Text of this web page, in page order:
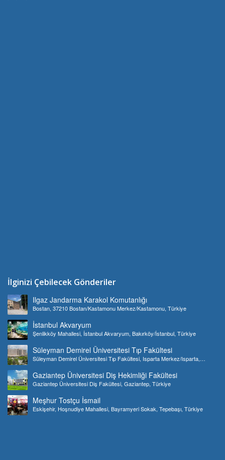
İlginizi Çebilecek Gönderiler
Ilgaz Jandarma Karakol Komutanlığı
Bostan, 37210 Bostan/Kastamonu Merkez/Kastamonu, Türkiye
İstanbul Akvaryum
Şenlikköy Mahallesi, İstanbul Akvaryum, Bakırköy/İstanbul, Türkiye
Süleyman Demirel Üniversitesi Tıp Fakültesi
Süleyman Demirel Üniversitesi Tıp Fakültesi, Isparta Merkez/Isparta,
Gaziantep Üniversitesi Diş Hekimliği Fakültesi
Gaziantep Üniversitesi Diş Fakültesi, Gaziantep, Türkiye
Meşhur Tostçu İsmail
Eskişehir, Hoşnudiye Mahallesi, Bayramyeri Sokak, Tepebaşı, Türkiye